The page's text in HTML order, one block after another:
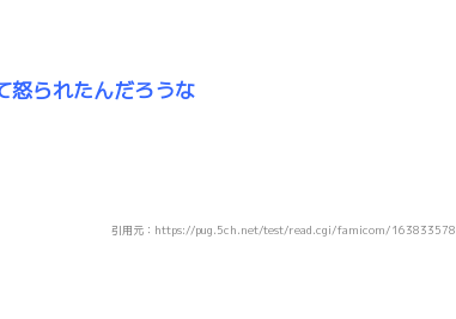
怒られたんだろうな
引用元：https://pug.5ch.net/test/read.cgi/famicom/